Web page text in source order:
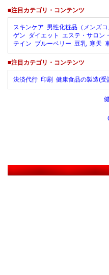
■注目カテゴリ・コンテンツ
スキンケア 男性化粧品（メンズコ
ゲン ダイエット エステ・サロン
テイン ブルーベリー 豆乳 寒天
■注目カテゴリ・コンテンツ
決済代行 印刷 健康食品の製造(受